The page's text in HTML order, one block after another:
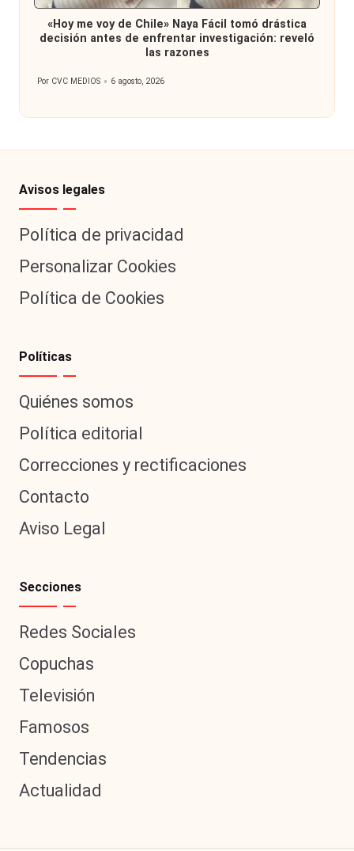
en
«Hoy me voy de Chile» Naya Fácil tomó drástica
decisión antes de enfrentar investigación: reveló
las razones
Publicado
Por CVC MEDIOS 6 agosto, 2026
Avisos legales
Política de privacidad
Personalizar Cookies
Política de Cookies
Políticas
Quiénes somos
Política editorial
Correcciones y rectificaciones
Contacto
Aviso Legal
Secciones
Redes Sociales
Copuchas
Televisión
Famosos
Tendencias
Actualidad